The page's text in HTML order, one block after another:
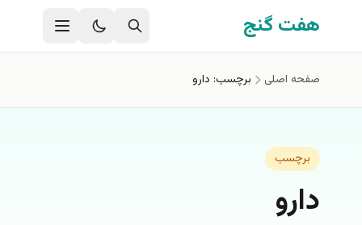
رفتن به محتوای اصلی
هفت گنج
صفحه اصلی برچسب: دارو
برچسب
دارو